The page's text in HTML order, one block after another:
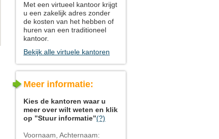
Met een virtueel kantoor krijgt
u een zakelijk adres zonder
de kosten van het hebben of
huren van een traditioneel
kantoor.
Bekijk alle virtuele kantoren
Meer informatie:
Kies de kantoren waar u
meer over wilt weten en klik
op ”Stuur informatie”(?)
Voornaam, Achternaam: